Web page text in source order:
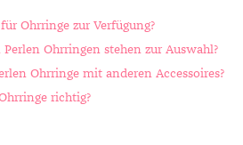
Ohrringe zur Verfügung?
Ohrringen stehen zur Auswahl?
Ohrringe mit anderen Accessoires?
richtig?